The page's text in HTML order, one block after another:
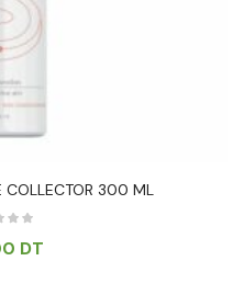
COLLECTOR 300 ML
DT